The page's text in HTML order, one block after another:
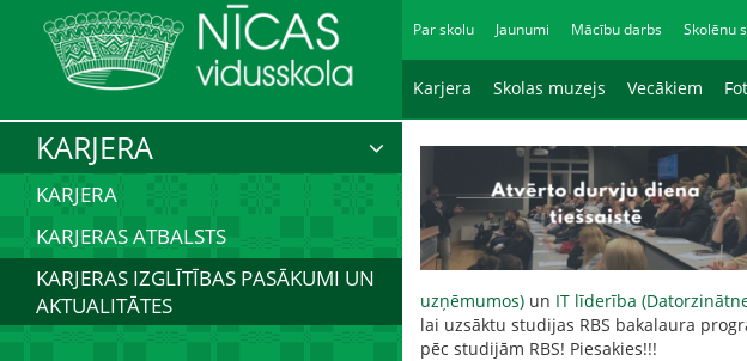
Par skolu Jaunumi Mācību darbs Skolēnu
Karjera Skolas muzejs Vecākiem
KARJERA
KARJERA
KARJERAS ATBALSTS
KARJERAS IZGLĪTĪBAS PASĀKUMI UN
AKTUALITĀTES
uzņēmumos) un IT līderība
lai uzsāktu studijas RBS bakalaura
pēc studijām RBS! Piesakies!!!